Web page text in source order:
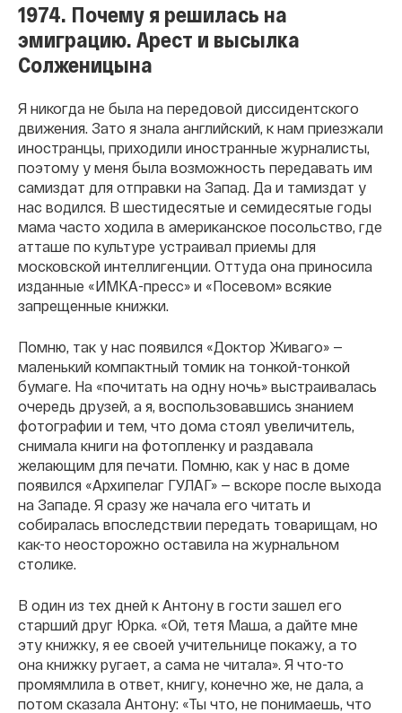
1974. Почему я решилась на
эмиграцию. Арест и высылка
Солженицына
Я никогда не была на передовой диссидентского
движения. Зато я знала английский, к нам приезжали
иностранцы, приходили иностранные журналисты,
поэтому у меня была возможность передавать им
самиздат для отправки на Запад. Да и тамиздат у
нас водился. В шестидесятые и семидесятые годы
мама часто ходила в американское посольство, где
атташе по культуре устраивал приемы для
московской интеллигенции. Оттуда она приносила
изданные «ИМКА-пресс» и «Посевом» всякие
запрещенные книжки.
Помню, так у нас появился «Доктор Живаго» —
маленький компактный томик на тонкой-тонкой
бумаге. На «почитать на одну ночь» выстраивалась
очередь друзей, а я, воспользовавшись знанием
фотографии и тем, что дома стоял увеличитель,
снимала книги на фотопленку и раздавала
желающим для печати. Помню, как у нас в доме
появился «Архипелаг ГУЛАГ» — вскоре после выхода
на Западе. Я сразу же начала его читать и
собиралась впоследствии передать товарищам, но
как-то неосторожно оставила на журнальном
столике.
В один из тех дней к Антону в гости зашел его
старший друг Юрка. «Ой, тетя Маша, а дайте мне
эту книжку, я ее своей учительнице покажу, а то
она книжку ругает, а сама не читала». Я что-то
промямлила в ответ, книгу, конечно же, не дала, а
потом сказала Антону: «Ты что, не понимаешь, что